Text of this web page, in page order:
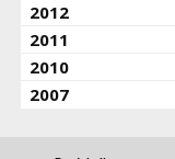
2012
2011
2010
2007